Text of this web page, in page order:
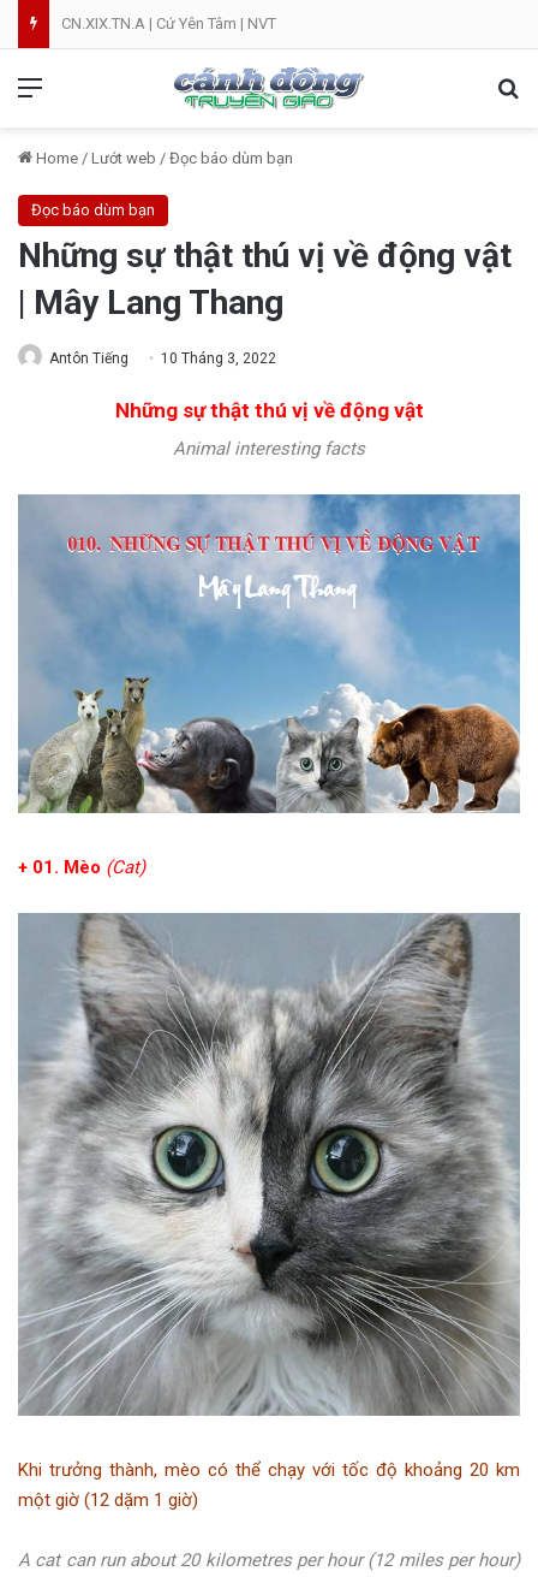
Home / Lướt web / Đọc báo dùm bạn
Đọc báo dùm bạn
Những sự thật thú vị về động vật
| Mây Lang Thang
Antôn Tiếng 10 Tháng 3, 2022
Những sự thật thú vị về động vật
Animal interesting facts
+ 01. Mèo (Cat)
Khi trưởng thành, mèo có thể chạy với tốc độ khoảng 20 km
một giờ (12 dặm 1 giờ)
A cat can run about 20 kilometres per hour (12 miles per hour)